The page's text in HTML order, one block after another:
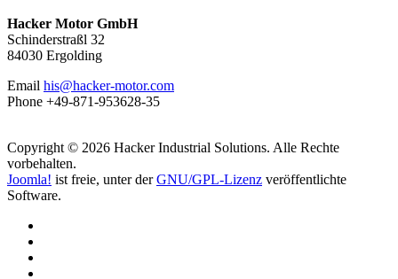
Hacker Motor GmbH
Schinderstraßl 32
84030 Ergolding
Email his@hacker-motor.com
Phone +49-871-953628-35
Copyright © 2026 Hacker Industrial Solutions. Alle Rechte
vorbehalten.
Joomla! ist freie, unter derGNU/GPL-Lizenz veröffentlichte
Software.